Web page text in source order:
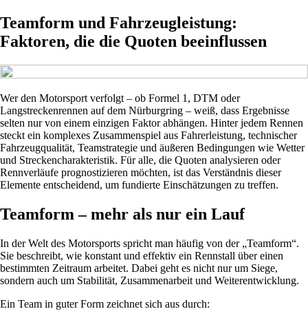
Teamform und Fahrzeugleistung:
Faktoren, die die Quoten beeinflussen
Wer den Motorsport verfolgt – ob Formel 1, DTM oder
Langstreckenrennen auf dem Nürburgring – weiß, dass Ergebnisse
selten nur von einem einzigen Faktor abhängen. Hinter jedem Rennen
steckt ein komplexes Zusammenspiel aus Fahrerleistung, technischer
Fahrzeugqualität, Teamstrategie und äußeren Bedingungen wie Wetter
und Streckencharakteristik. Für alle, die Quoten analysieren oder
Rennverläufe prognostizieren möchten, ist das Verständnis dieser
Elemente entscheidend, um fundierte Einschätzungen zu treffen.
Teamform – mehr als nur ein Lauf
In der Welt des Motorsports spricht man häufig von der „Teamform“.
Sie beschreibt, wie konstant und effektiv ein Rennstall über einen
bestimmten Zeitraum arbeitet. Dabei geht es nicht nur um Siege,
sondern auch um Stabilität, Zusammenarbeit und Weiterentwicklung.
Ein Team in guter Form zeichnet sich aus durch: